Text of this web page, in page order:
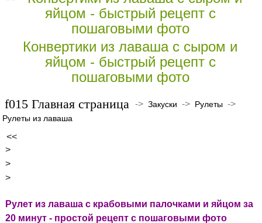
Конвертики из лаваша с сыром и
яйцом - быстрый рецепт с
пошаговыми фото
Главная страница ->Закуски -> Рулеты ->
Рулеты из лаваша
<<
>
>
>
Рулет из лаваша с крабовыми палочками и яйцом за
20 минут - простой рецепт с пошаговыми фото